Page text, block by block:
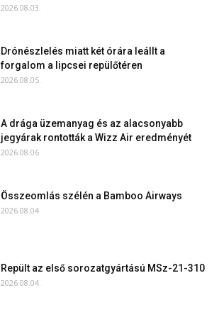
2026.08.03.
Drónészlelés miatt két órára leállt a
forgalom a lipcsei repülőtéren
2026.08.05.
A drága üzemanyag és az alacsonyabb
jegyárak rontották a Wizz Air eredményét
2026.08.06.
Összeomlás szélén a Bamboo Airways
2026.08.04.
Repült az első sorozatgyártású MSz-21-310
2026.08.04.